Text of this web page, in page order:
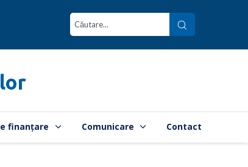
finanțare Comunicare Contact